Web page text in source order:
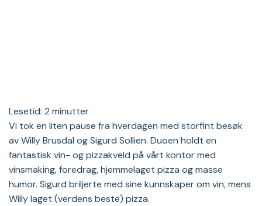
Lesetid: 2 minutter
Vi tok en liten pause fra hverdagen med storfint besøk
av Willy Brusdal og Sigurd Sollien. Duoen holdt en
fantastisk vin- og pizzakveld på vårt kontor med
vinsmaking, foredrag, hjemmelaget pizza og masse
humor. Sigurd briljerte med sine kunnskaper om vin, mens
Willy laget (verdens beste) pizza.